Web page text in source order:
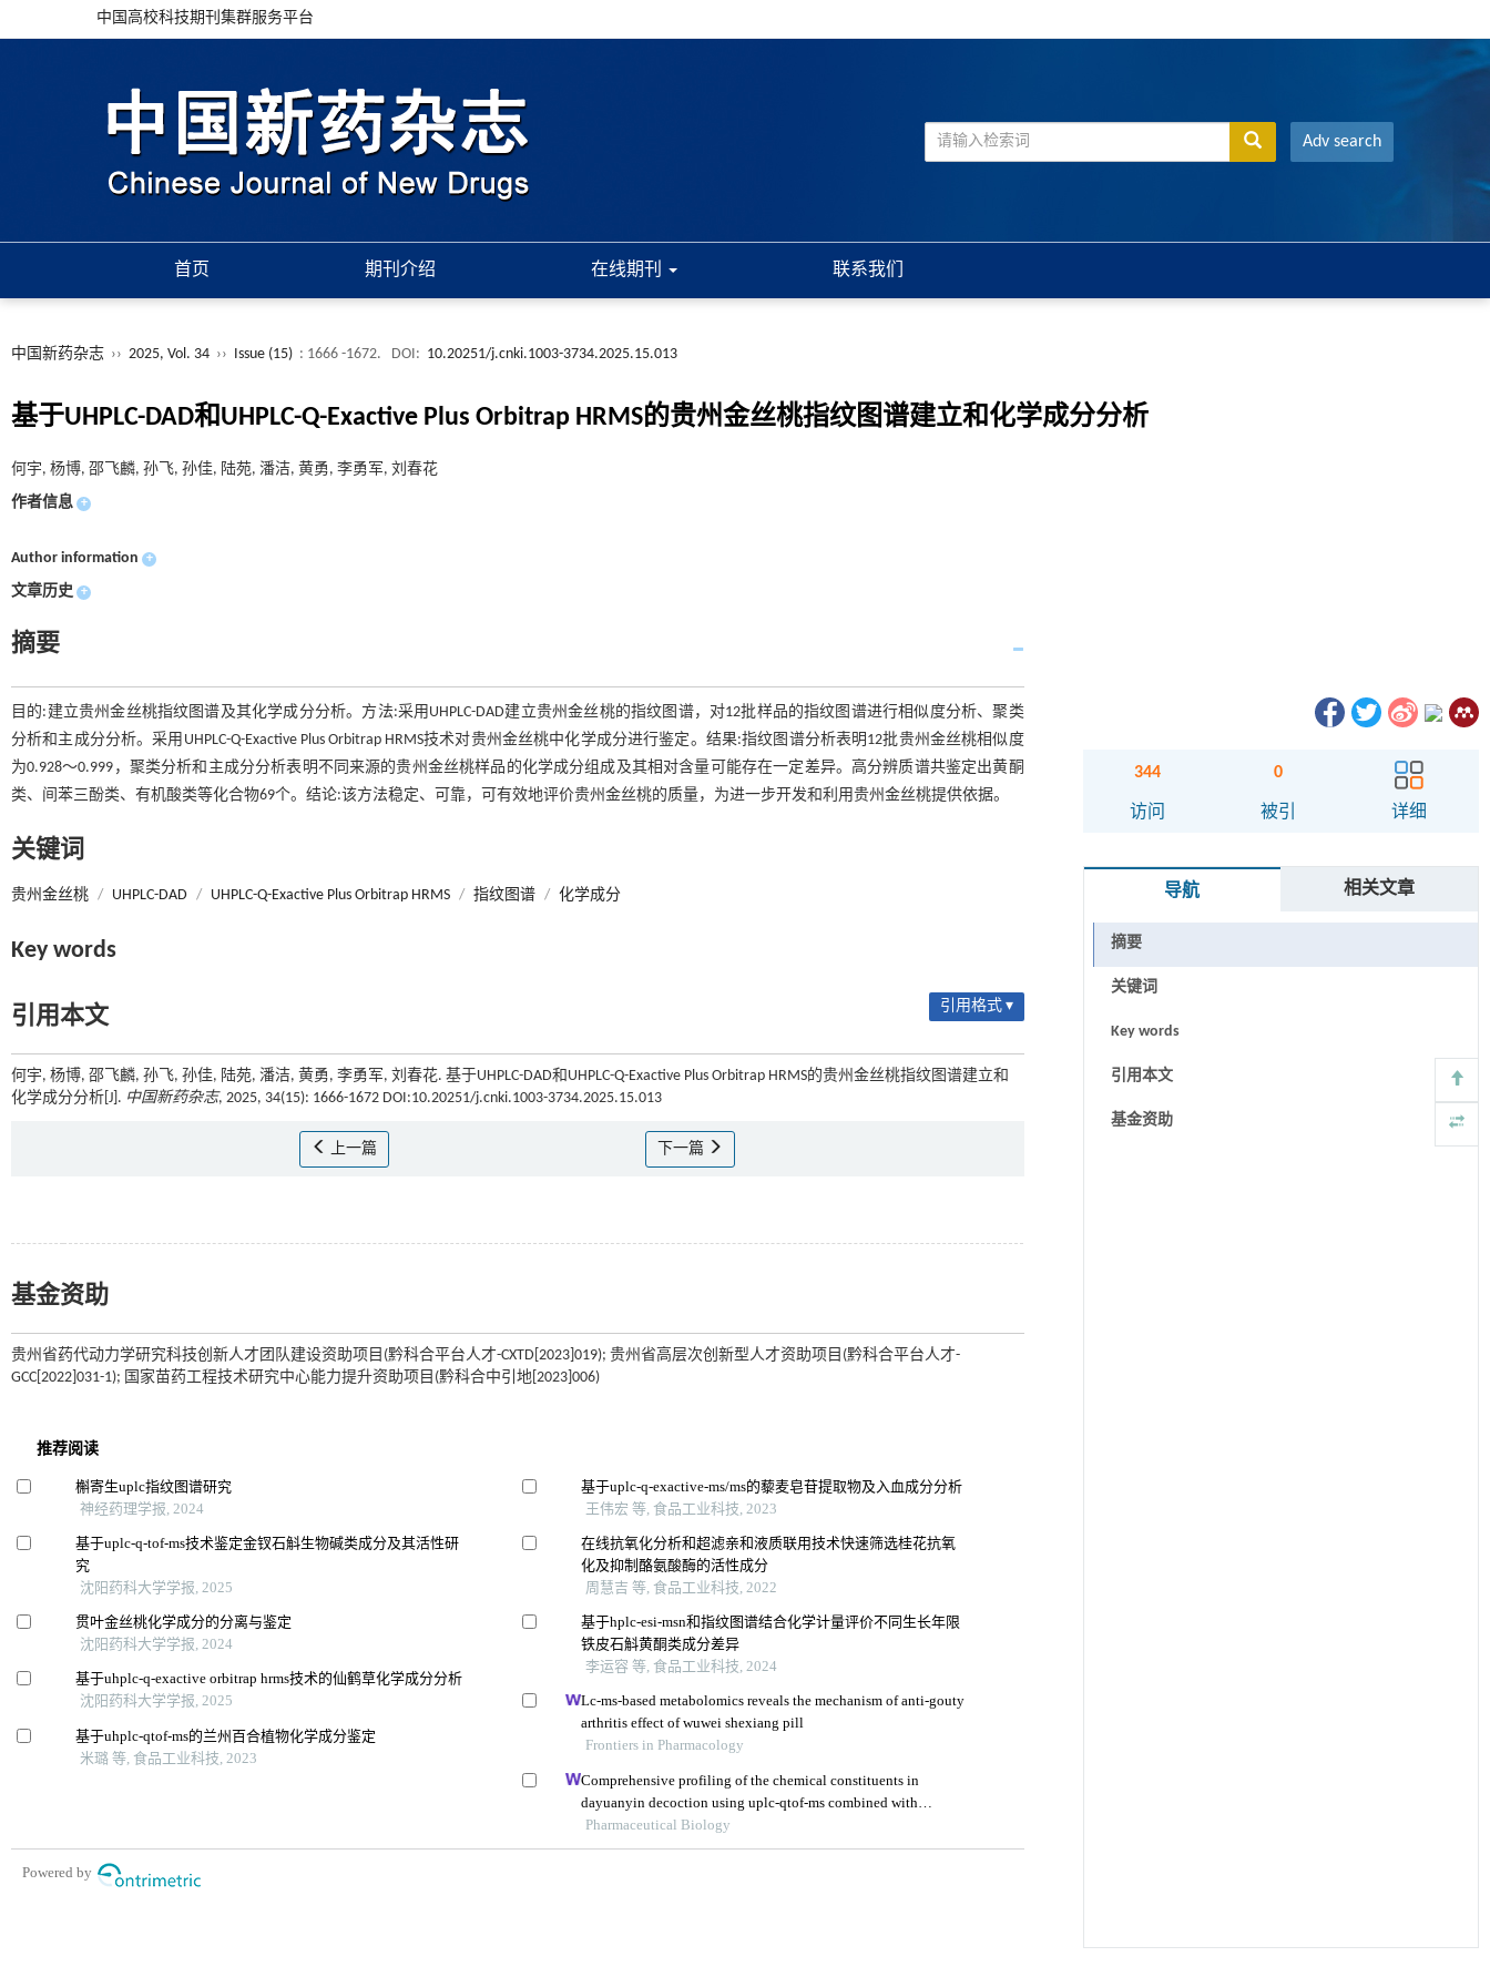
中国高校科技期刊集群服务平台
Adv search
首页 期刊介绍 在线期刊 联系我们
中国新药杂志 ›› 2025, Vol. 34 ›› Issue (15) : 1666 -1672. DOI: 10.20251/j.cnki.1003-3734.2025.15.013
基于UHPLC-DAD和UHPLC-Q-Exactive Plus Orbitrap HRMS的贵州金丝桃指纹图谱建立和化学成分分析
何宇, 杨博, 邵飞麟, 孙飞, 孙佳, 陆苑, 潘洁, 黄勇, 李勇军, 刘春花
作者信息 +
Author information +
文章历史 +
摘要
目的:建立贵州金丝桃指纹图谱及其化学成分分析。方法:采用UHPLC-DAD建立贵州金丝桃的指纹图谱，对12批样品的指纹图谱进行相似度分析、聚类
分析和主成分分析。采用UHPLC-Q-Exactive Plus Orbitrap HRMS技术对贵州金丝桃中化学成分进行鉴定。结果:指纹图谱分析表明12批贵州金丝桃相似度
为0.928～0.999，聚类分析和主成分分析表明不同来源的贵州金丝桃样品的化学成分组成及其相对含量可能存在一定差异。高分辨质谱共鉴定出黄酮
类、间苯三酚类、有机酸类等化合物69个。结论:该方法稳定、可靠，可有效地评价贵州金丝桃的质量，为进一步开发和利用贵州金丝桃提供依据。
关键词
贵州金丝桃 / UHPLC-DAD / UHPLC-Q-Exactive Plus Orbitrap HRMS / 指纹图谱 / 化学成分
Key words
引用本文 引用格式 ▾
何宇, 杨博, 邵飞麟, 孙飞, 孙佳, 陆苑, 潘洁, 黄勇, 李勇军, 刘春花. 基于UHPLC-DAD和UHPLC-Q-Exactive Plus Orbitrap HRMS的贵州金丝桃指纹图谱建立和
化学成分分析[J]. 中国新药杂志, 2025, 34(15): 1666-1672 DOI:10.20251/j.cnki.1003-3734.2025.15.013
上一篇 下一篇
基金资助
贵州省药代动力学研究科技创新人才团队建设资助项目(黔科合平台人才-CXTD[2023]019); 贵州省高层次创新型人才资助项目(黔科合平台人才-
GCC[2022]031-1); 国家苗药工程技术研究中心能力提升资助项目(黔科合中引地[2023]006)
344
访问
0
被引 详细
导航 相关文章
摘要
关键词
Key words
引用本文
基金资助